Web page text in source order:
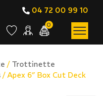
04 72 00 99 10
0
/ Trottinette
/ Apex 6″ Box Cut Deck